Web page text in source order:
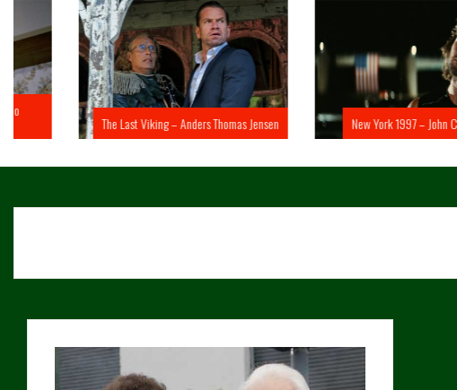
The Last Viking – Anders Thomas Jensen New York 1997 – John Carpenter